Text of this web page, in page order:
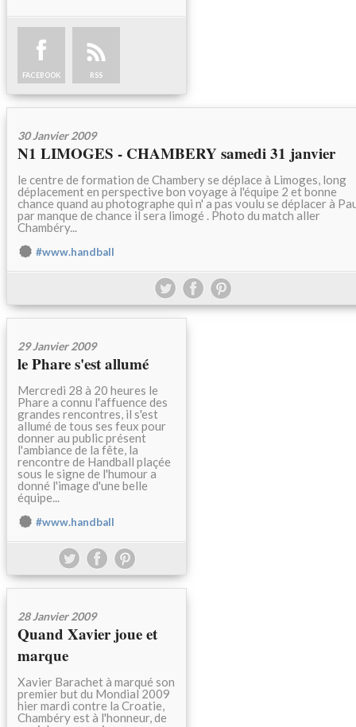
FACEBOOK RSS
30 Janvier 2009
N1 LIMOGES - CHAMBERY samedi 31 janvier
le centre de formation de Chambery se déplace à Limoges, long
déplacement en perspective bon voyage à l'équipe 2 et bonne
chance quand au photographe qui n' a pas voulu se déplacer à
par manque de chance il sera limogé . Photo du match aller
Chambéry...
#www.handball
29 Janvier 2009
le Phare s'est allumé
Mercredi 28 à 20 heures le
Phare a connu l'affuence des
grandes rencontres, il s'est
allumé de tous ses feux pour
donner au public présent
l'ambiance de la fête, la
rencontre de Handball plaçée
sous le signe de l'humour a
donné l'image d'une belle
équipe...
#www.handball
28 Janvier 2009
Quand Xavier joue et
marque
Xavier Barachet à marqué son
premier but du Mondial 2009
hier mardi contre la Croatie,
Chambéry est à l'honneur, de